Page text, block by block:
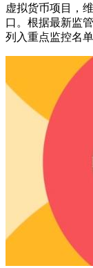
虚拟货币项目，
口。根据最新监
列入重点监控名